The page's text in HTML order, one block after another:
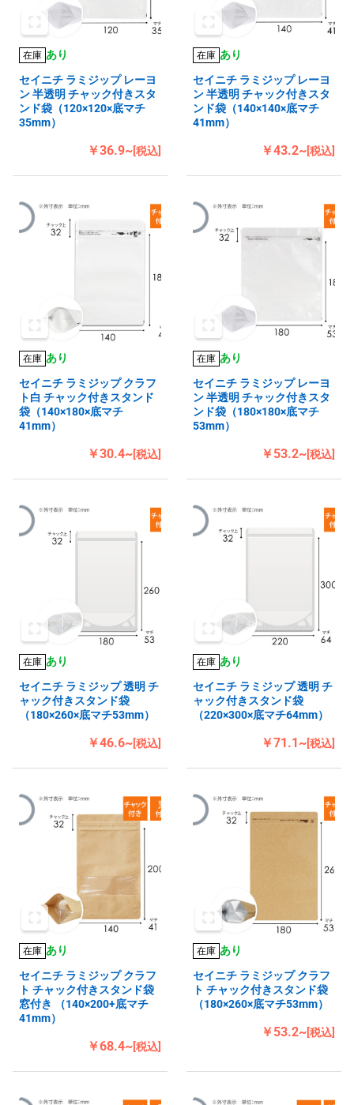
在庫 あり
セイニチ ラミジップ レーヨ
ン 半透明 チャック付きスタ
ンド袋（120×120×底マチ
35mm）
￥36.9~[税込]
在庫 あり
セイニチ ラミジップ レーヨ
ン 半透明 チャック付きスタ
ンド袋（140×140×底マチ
41mm）
￥43.2~[税込]
在庫 あり
セイニチ ラミジップ クラフ
ト白 チャック付きスタンド
袋（140×180×底マチ
41mm）
￥30.4~[税込]
在庫 あり
セイニチ ラミジップ レーヨ
ン 半透明 チャック付きスタ
ンド袋（180×180×底マチ
53mm）
￥53.2~[税込]
在庫 あり
セイニチ ラミジップ 透明 チ
ャック付きスタンド袋
（180×260×底マチ53mm）
￥46.6~[税込]
在庫 あり
セイニチ ラミジップ 透明 チ
ャック付きスタンド袋
（220×300×底マチ64mm）
￥71.1~[税込]
在庫 あり
セイニチ ラミジップ クラフ
ト チャック付きスタンド袋
窓付き （140×200+底マチ
41mm）
￥68.4~[税込]
在庫 あり
セイニチ ラミジップ クラフ
ト チャック付きスタンド袋
（180×260×底マチ53mm）
￥53.2~[税込]